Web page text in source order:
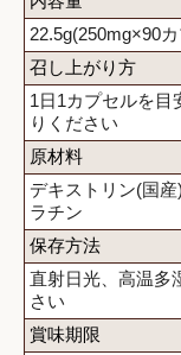
22.5g(250mg×90
召し上がり方
1日1カプセルを目
りください
原材料
デキストリン(国
ラチン
保存方法
直射日光、高温多
さい
賞味期限